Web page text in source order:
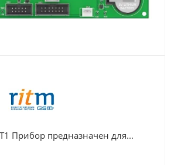
Прибор предназначен для...